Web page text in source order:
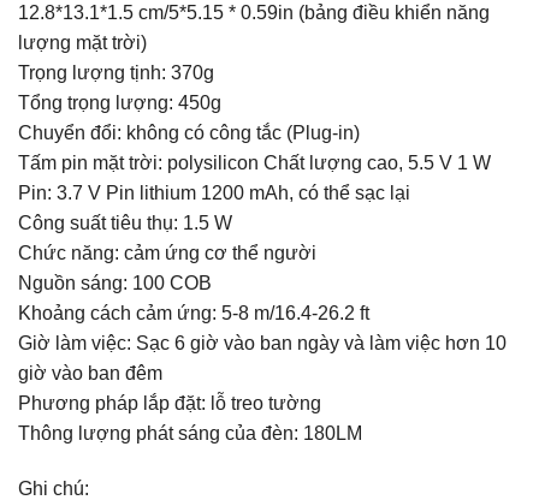
12.8*13.1*1.5 cm/5*5.15 * 0.59in (bảng điều khiển năng
lượng mặt trời)
Trọng lượng tịnh: 370g
Tổng trọng lượng: 450g
Chuyển đổi: không có công tắc (Plug-in)
Tấm pin mặt trời: polysilicon Chất lượng cao, 5.5 V 1 W
Pin: 3.7 V Pin lithium 1200 mAh, có thể sạc lại
Công suất tiêu thụ: 1.5 W
Chức năng: cảm ứng cơ thể người
Nguồn sáng: 100 COB
Khoảng cách cảm ứng: 5-8 m/16.4-26.2 ft
Giờ làm việc: Sạc 6 giờ vào ban ngày và làm việc hơn 10
giờ vào ban đêm
Phương pháp lắp đặt: lỗ treo tường
Thông lượng phát sáng của đèn: 180LM
Ghi chú: